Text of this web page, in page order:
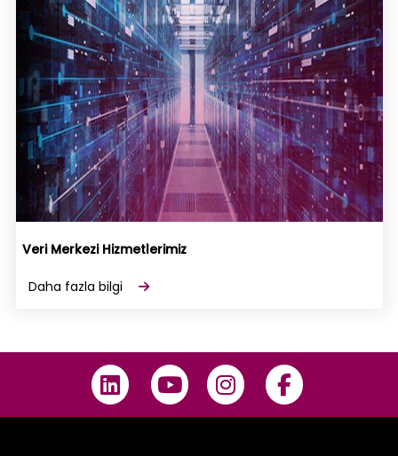
Veri Merkezi Hizmetlerimiz
Daha fazla bilgi